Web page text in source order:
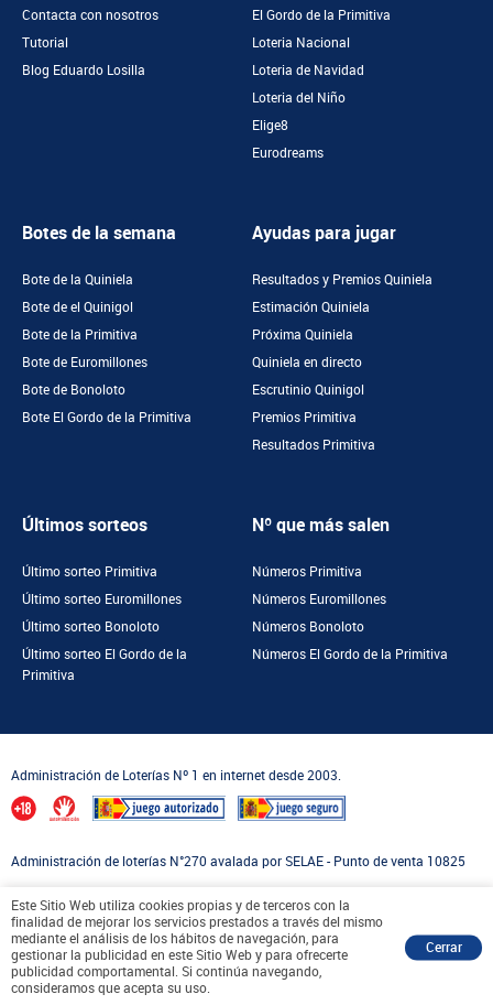
Este Sitio Web utiliza cookies propias y de terceros con la
finalidad de mejorar los servicios prestados a través del mismo
mediante el análisis de los hábitos de navegación, para
gestionar la publicidad en este Sitio Web y para ofrecerte
publicidad comportamental. Si continúa navegando,
consideramos que acepta su uso.
Cerrar
Contacta con nosotros
Tutorial
Blog Eduardo Losilla
El Gordo de la Primitiva
Loteria Nacional
Loteria de Navidad
Loteria del Niño
Elige8
Eurodreams
Botes de la semana
Bote de la Quiniela
Bote de el Quinigol
Bote de la Primitiva
Bote de Euromillones
Bote de Bonoloto
Bote El Gordo de la Primitiva
Ayudas para jugar
Resultados y Premios Quiniela
Estimación Quiniela
Próxima Quiniela
Quiniela en directo
Escrutinio Quinigol
Premios Primitiva
Resultados Primitiva
Últimos sorteos
Último sorteo Primitiva
Último sorteo Euromillones
Último sorteo Bonoloto
Último sorteo El Gordo de la
Primitiva
Nº que más salen
Números Primitiva
Números Euromillones
Números Bonoloto
Números El Gordo de la Primitiva
Administración de Loterías Nº 1 en internet desde 2003.
Administración de loterías N°270 avalada por SELAE - Punto de venta 10825
Compra 100% segura en un Punto de Venta Oficial asociado a
Loterías y Apuestas del Estado
Copyright © 2026 Eduardo Losilla. Todos los derechos reservados.